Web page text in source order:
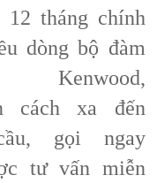
tháng chính
dòng bộ đàm
Kenwood,
cách xa đến
gọi ngay
tư vấn miễn